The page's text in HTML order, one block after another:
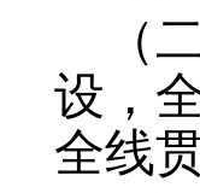
（
设，
全线